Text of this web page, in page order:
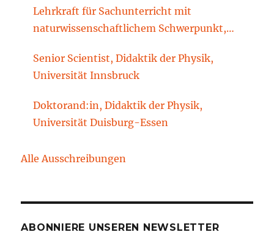
Lehrkraft für Sachunterricht mit
naturwissenschaftlichem Schwerpunkt,
Technische Universität Cottbus-Senftenberg
Senior Scientist, Didaktik der Physik,
Universität Innsbruck
Doktorand:in, Didaktik der Physik,
Universität Duisburg-Essen
Alle Ausschreibungen
ABONNIERE UNSEREN NEWSLETTER